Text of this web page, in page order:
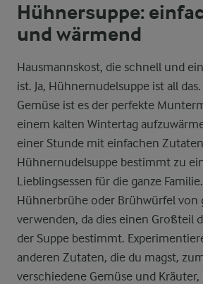
Hühnersuppe:
und wärmend
Hausmannskost, die schnell und
ist. Ja, Hühnernudelsuppe ist all
Gemüse ist es der perfekte
einem kalten Wintertag
einer Stunde mit einfachen
Hühnernudelsuppe bestimmt zu
Lieblingsessen für die ganze
Hühnerbrühe oder Brühwürfel von
verwenden, da dies einen Großteil
der Suppe bestimmt.
anderen Zutaten, die du magst,
verschiedene Gemüse und